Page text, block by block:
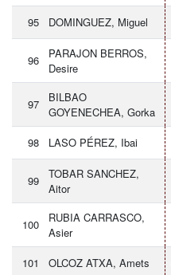
95 DOMINGUEZ, Miguel
96
PARAJON BERROS,
Desire
97
BILBAO
GOYENECHEA, Gorka
98 LASO PÉREZ, Ibai
99
TOBAR SANCHEZ,
Aitor
100
RUBIA CARRASCO,
Asier
101 OLCOZ ATXA, Amets